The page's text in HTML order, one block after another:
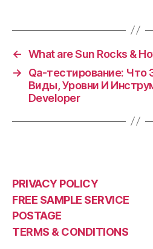
← What are Sun Rocks &
→
Qa-тестирование: Что
Виды, Уровни И
Developer
PRIVACY POLICY
FREE SAMPLE SERVICE
POSTAGE
TERMS & CONDITIONS